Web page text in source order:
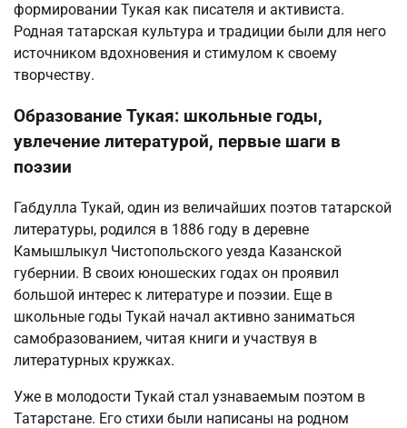
формировании Тукая как писателя и активиста.
Родная татарская культура и традиции были для него
источником вдохновения и стимулом к своему
творчеству.
Образование Тукая: школьные годы,
увлечение литературой, первые шаги в
поэзии
Габдулла Тукай, один из величайших поэтов татарской
литературы, родился в 1886 году в деревне
Камышлыкул Чистопольского уезда Казанской
губернии. В своих юношеских годах он проявил
большой интерес к литературе и поэзии. Еще в
школьные годы Тукай начал активно заниматься
самобразованием, читая книги и участвуя в
литературных кружках.
Уже в молодости Тукай стал узнаваемым поэтом в
Татарстане. Его стихи были написаны на родном